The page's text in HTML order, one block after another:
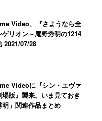
Video、『さようなら全
ゲリオン～庵野秀明の1214
2021/07/28
Videoに『シン・エヴァ
場版』襲来。いま見ておき
明」関連作品まとめ